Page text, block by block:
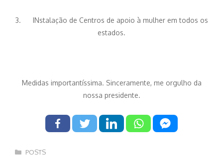
3. INstalação de Centros de apoio à mulher em todos os
estados.
Medidas importantíssima. Sinceramente, me orgulho da
nossa presidente.
Categorias
POSTS